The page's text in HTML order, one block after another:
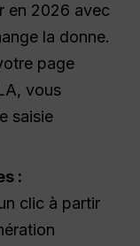
en 2026 avec
la donne.
page
vous
saisie
:
clic à partir